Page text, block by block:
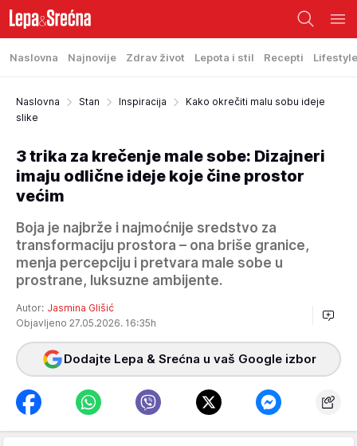
Naslovna Najnovije Zdrav život Lepota i stil Recepti Lifestyle
Naslovna Stan Inspiracija
Kako okrečiti malu sobu ideje
slike
3 trika za krečenje male sobe: Dizajneri
imaju odlične ideje koje čine prostor
većim
Boja je najbrže i najmoćnije sredstvo za
transformaciju prostora – ona briše granice,
menja percepciju i pretvara male sobe u
prostrane, luksuzne ambijente.
Autor: Jasmina Glišić
Objavljeno 27.05.2026. 16:35h
Dodajte Lepa & Srećna u vaš Google izbor